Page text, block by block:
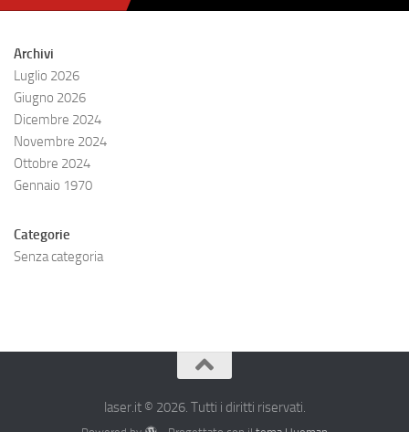
Archivi
Luglio 2026
Giugno 2026
Dicembre 2024
Novembre 2024
Ottobre 2024
Gennaio 1970
Categorie
Senza categoria
laser.it © 2026. Tutti i diritti riservati.